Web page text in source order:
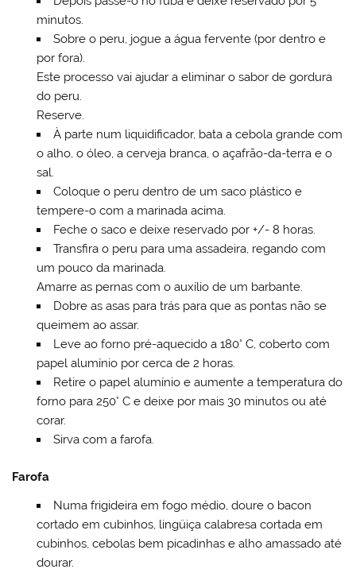
minutos.
Sobre o peru, jogue a água fervente (por dentro e
por fora).
Este processo vai ajudar a eliminar o sabor de gordura
do peru.
Reserve.
À parte num liquidificador, bata a cebola grande com
o alho, o óleo, a cerveja branca, o açafrão-da-terra e o
sal.
Coloque o peru dentro de um saco plástico e
tempere-o com a marinada acima.
Feche o saco e deixe reservado por +/- 8 horas.
Transfira o peru para uma assadeira, regando com
um pouco da marinada.
Amarre as pernas com o auxílio de um barbante.
Dobre as asas para trás para que as pontas não se
queimem ao assar.
Leve ao forno pré-aquecido a 180° C, coberto com
papel alumínio por cerca de 2 horas.
Retire o papel alumínio e aumente a temperatura do
forno para 250° C e deixe por mais 30 minutos ou até
corar.
Sirva com a farofa.
Farofa
Numa frigideira em fogo médio, doure o bacon
cortado em cubinhos, lingüiça calabresa cortada em
cubinhos, cebolas bem picadinhas e alho amassado até
dourar.